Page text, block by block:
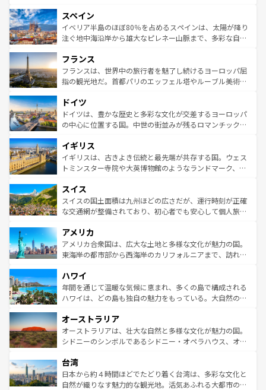
ろん、トスカーナの美しい田園風景やアマルフィ海岸の絶
景など、自然景観も見逃せない。観光の合間には、本場の
ピザやパスタなど、絶品のイタリア料理を堪能することも
ませてくれるイタリアで、忘れられない旅をしてみよう！
なお、新着のイタリア情報はコンテンツ一覧 を参照してほ
しい。
スペイン
イベリア半島のほぼ80％を占めるスペインは、太陽が降り
注ぐ地中海沿岸から雄大なピレネー山脈まで、多彩な自然
文化が根付くこの国では、情熱的なフラメンコ、熱気あふ
れる闘牛、そして美味しいタパスが生活の一部となってい
る。首都マドリードの洗練された雰囲気や、バルセロナの
の城塞都市、穏やかなビーチリゾートまで多彩な表情を見
せる。地方によって風土や気候が異なるスペインはその個
性で訪れる人を魅了する。 なお、新着のスペイン情報はコ
フランス
フランスは、世界中の旅行者を魅了し続けるヨーロッパ屈
指の観光地だ。首都パリのエッフェル塔やルーブル美術館
で、幅広い魅力が詰まっている。華麗な宮殿、歴史的な大
聖堂、美しいビーチ、そして豊かな自然が、訪れる者を心
から魅了する。また、フランスは美食の国としても知ら
いる。シャンパンの発祥地であるランス、プロヴァンスの
香り高いラベンダー畑など、多彩な楽しみ方が可能だ。さ
らに、パリ以外の地域にも魅力が溢れており、どの街角に
れる地方に足を運ぶとそれぞれで全く異なる文化を体験で
きるだろう。 なお、新着のフランス情報はコンテンツ一覧
を参照してほしい。
ドイツ
ドイツは、豊かな歴史と多彩な文化が交差するヨーロッパ
の中心に位置する国。中世の街並みが残るロマンチック街
顔を持つこの国は、どこを歩いても飽きることがない。ベ
ルリンの文化的活気、バイエルン州のアルプスの絶景、そ
してライン川沿いのワイン畑といった風景は必見。ビール
は、お酒好きな人にはぜひ体験してほしい。 なお、新着の
ドイツ情報はコンテンツ一覧を参照してほしい。
イギリス
イギリスは、古きよき伝統と最先端が共存する国。ウェス
トミンスター寺院や大英博物館のようなランドマーク、歴
リアごとに異なる魅力がある。また、優雅なアフタヌーン
ティー、ビール好きにはたまらない英国パブ、サッカー観
戦など、本場だからこそできる体験も豊富。イギリスを旅
ンツ一覧を参照してほしい。
スイス
スイスの国土面積は九州ほどの広さだが、運行時刻が正確
な交通網が整備されており、初心者でも安心して個人旅行
の建物がそのまま残る町や、スイスならではのユニークな
博物館もあり、アルプス観光だけでなく町歩きも満喫する
ことができる。国民の所得が高いため物価も高いが、旅行
ば市内交通費無料で観光を楽しむこともできる。 なお、新
着のスイス情報はコンテンツ一覧 を参照してほしい。
アメリカ
アメリカ合衆国は、広大な土地と多様な文化が魅力の国。
東海岸の都市部から西海岸のカリフォルニアまで、訪れる
のような巨大都市は、観光、ショッピング、エンターテイ
ンメントが詰まった刺激的なスポットだ。一方、アメリカ
西部には大自然が広がり、グランドキャニオンやイエロー
部のニューオーリンズでは、音楽と美食が融合した独特の
文化が魅力。旅行者はアメリカの各地域で異なる魅力を楽
しみながら、その多様性と豊かな歴史を感じることができ
ならではの贅沢な旅のスタイルだ。 なお、新着のアメリカ
情報はコンテンツ一覧を参照してほしい。
ハワイ
年間を通じて温暖な気候に恵まれ、多くの島で構成される
ハワイは、どの島も独自の魅力をもっている。大自然の神
ワイ島は見逃せない。また、定番の観光地といえばオアフ
島だが、静かな自然を求めるならマウイ島やカウアイ島が
おすすめ。エメラルドグリーンに輝く海をはじめ、豊かな
れるおもてなしの心で訪れる人々を迎えてくれるハワイの
人々、おいしいローカルフードやハワイアンミュージッ
ク、伝統的なフラダンスなど、すべてがハワイの魅力を彩
オーストラリア
オーストラリアは、壮大な自然と多様な文化が魅力の国。
シドニーのシンボルであるシドニー・オペラハウス、オー
リアリーフや大陸中央部にそびえるウルル（エアーズロッ
ク）、タスマニアの美しい原生林やケアンズの熱帯雨林な
ど、見どころがたくさん。また、カフェやワイン、オージ
台湾
日本から約４時間ほどでたどり着く台湾は、多彩な文化と
自然が織りなす魅力的な観光地。活気あふれる大都市の台